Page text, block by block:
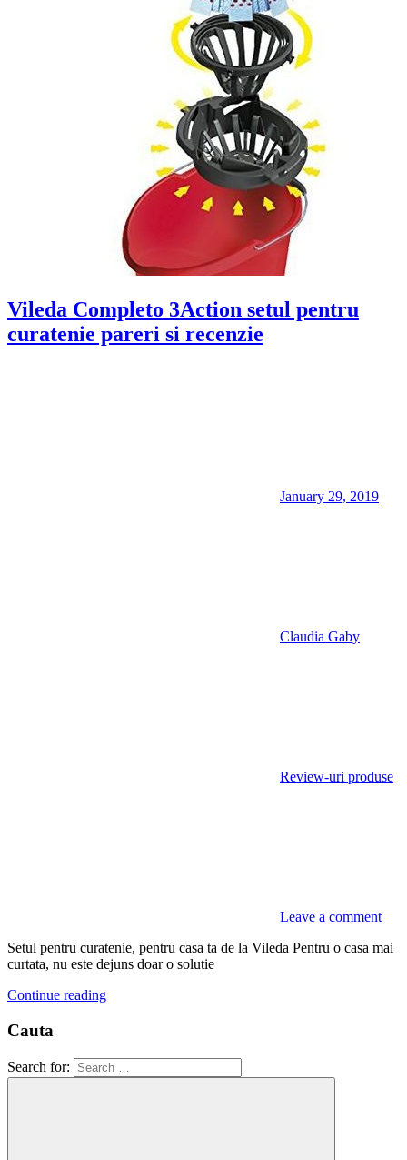
Vileda Completo 3Action setul pentru
curatenie pareri si recenzie
January 29, 2019
Claudia Gaby
Review-uri produse
Leave a comment
Setul pentru curatenie, pentru casa ta de la Vileda Pentru o casa mai
curtata, nu este dejuns doar o solutie
Continue reading
Cauta
Search for: